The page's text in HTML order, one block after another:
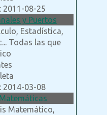
2011-08-25
y Puertos
Estadística,
Todas las que
2014-03-08
Matemático,